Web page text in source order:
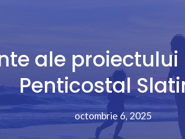
ale
Penticostal
octombrie 6, 2025